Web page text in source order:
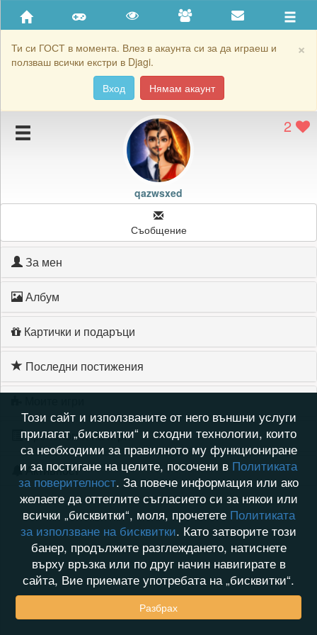
×
Ти си ГОСТ в момента. Влез в акаунта си за да играеш и
ползваш всички екстри в Djagi.
Вход
Нямам акаунт
Приятели
Хронология на игри
Подаръците на qazwsxed
Картичките на qazwsxed
2
qazwsxed
Съобщение
За мен
Албум
Картички и подаръци
Последни постижения
Хронология на игри
Активност
Този сайт и използваните от него външни услуги
прилагат „бисквитки“ и сходни технологии, които
са необходими за правилното му функциониране
и за постигане на целите, посочени в Политиката
за поверителност. За повече информация или ако
желаете да оттеглите съгласието си за някои или
всички „бисквитки“, моля, прочетете Политиката
за използване на бисквитки. Като затворите този
банер, продължите разглеждането, натиснете
върху връзка или по друг начин навигирате в
сайта, Вие приемате употребата на „бисквитки“.
Разбрах